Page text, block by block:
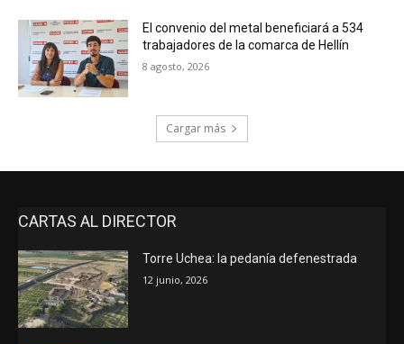
El convenio del metal beneficiará a 534
trabajadores de la comarca de Hellín
8 agosto, 2026
Cargar más
CARTAS AL DIRECTOR
Torre Uchea: la pedanía defenestrada
12 junio, 2026